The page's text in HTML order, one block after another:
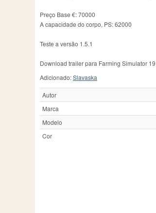
Demarest
Demmler
1
Doepker
JOSKIN
Preço Base €: 70000
A capacidade do corpo, PS: 62000
Teste a versão 1.5.1
Download trailer para Farming Simulator
Adicionado:Slavaska
Autor
Marca
Modelo
Cor